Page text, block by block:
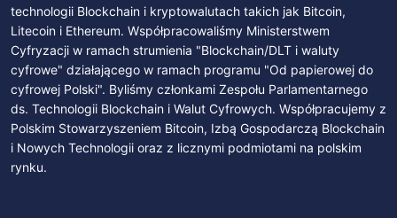
technologii Blockchain i kryptowalutach takich jak Bitcoin,
Litecoin i Ethereum. Współpracowaliśmy Ministerstwem
Cyfryzacji w ramach strumienia "Blockchain/DLT i waluty
cyfrowe" działającego w ramach programu "Od papierowej do
cyfrowej Polski". Byliśmy członkami Zespołu Parlamentarnego
ds. Technologii Blockchain i Walut Cyfrowych. Współpracujemy z
Polskim Stowarzyszeniem Bitcoin, Izbą Gospodarczą Blockchain
i Nowych Technologii oraz z licznymi podmiotami na polskim
rynku.